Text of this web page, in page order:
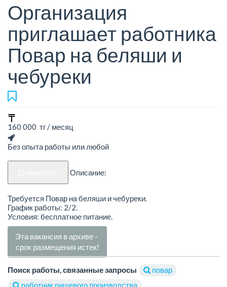
Организация
приглашает работника
Повар на беляши и
чебуреки
160 000 тг / месяц
Без опыта работы или любой
Описание:
Требуется Повар на беляши и чебуреки.
График работы: 2/2.
Условия: бесплатное питание.
Эта вакансия в архиве -
срок размещения истек!
Поиск работы, связанные запросы
повар
работник пищевого производства